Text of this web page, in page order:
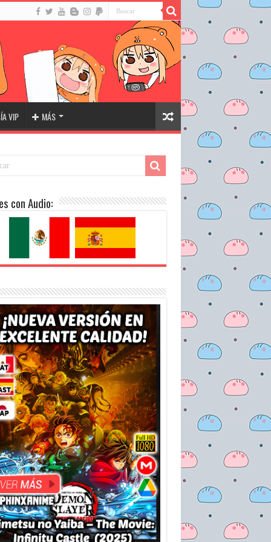
VIP MÁS
con Audio: